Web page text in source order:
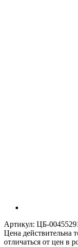
Артикул: ЦБ-
Цена действительна
отличаться от цен в